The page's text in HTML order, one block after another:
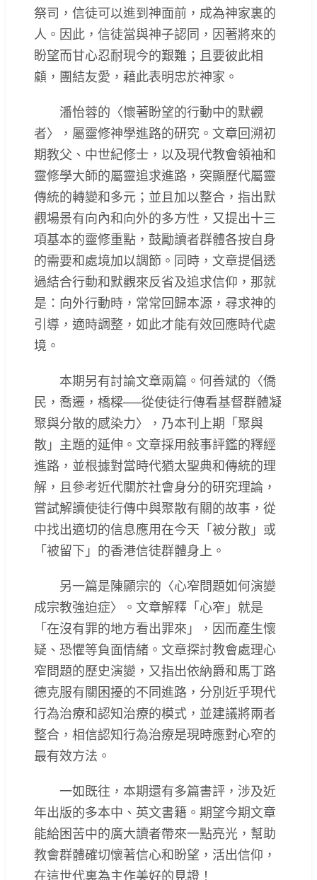
祭司，信徒可以進到神面前，成為神家裏的
人。因此，信徒當與神子認同，因著將來的
盼望而甘心忍耐現今的艱難；且要彼此相
顧，團結友愛，藉此表明忠於神家。
潘怡蓉的〈懷著盼望的行動中的默觀
者〉，屬靈修神學進路的研究。文章回溯初
期教父、中世紀修士，以及現代教會領袖和
靈修學大師的屬靈追求進路，突顯歷代屬靈
傳統的轉變和多元；並且加以整合，指出默
觀場景有向內和向外的多方性，又提出十三
項基本的靈修重點，鼓勵讀者群體各按自身
的需要和處境加以調節。同時，文章提倡透
過結合行動和默觀來反省及追求信仰，那就
是：向外行動時，常常回歸本源，尋求神的
引導，適時調整，如此才能有效回應時代處
境。
本期另有討論文章兩篇。何善斌的〈僑
民，喬遷，橋樑──從使徒行傳看基督群體凝
聚與分散的感染力〉，乃本刊上期「聚與
散」主題的延伸。文章採用敍事評鑑的釋經
進路，並根據對當時代猶太聖典和傳統的理
解，且參考近代關於社會身分的研究理論，
嘗試解讀使徒行傳中與聚散有關的故事，從
中找出適切的信息應用在今天「被分散」或
「被留下」的香港信徒群體身上。
另一篇是陳顯宗的〈心窄問題如何演變
成宗教強迫症〉。文章解釋「心窄」就是
「在沒有罪的地方看出罪來」，因而產生懷
疑、恐懼等負面情緒。文章探討教會處理心
窄問題的歷史演變，又指出依納爵和馬丁路
德克服有關困擾的不同進路，分別近乎現代
行為治療和認知治療的模式，並建議將兩者
整合，相信認知行為治療是現時應對心窄的
最有效方法。
一如既往，本期還有多篇書評，涉及近
年出版的多本中、英文書籍。期望今期文章
能給困苦中的廣大讀者帶來一點亮光，幫助
教會群體確切懷著信心和盼望，活出信仰，
在這世代裏為主作美好的見證！